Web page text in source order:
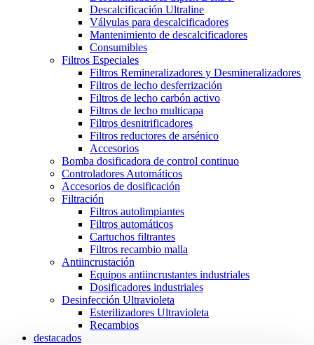
Descalcificación Ultraline
Válvulas para descalcificadores
Mantenimiento de descalcificadores
Consumibles
Filtros Especiales
Filtros Remineralizadores y Desmineralizadores
Filtros de lecho desferrización
Filtros de lecho carbón activo
Filtros de lecho multicapa
Filtros desnitrificadores
Filtros reductores de arsénico
Accesorios
Bomba dosificadora de control continuo
Controladores Automáticos
Accesorios de dosificación
Filtración
Filtros autolimpiantes
Filtros automáticos
Cartuchos filtrantes
Filtros recambio malla
Antiincrustación
Equipos antiincrustantes industriales
Dosificadores industriales
Desinfección Ultravioleta
Esterilizadores Ultravioleta
Recambios
destacados